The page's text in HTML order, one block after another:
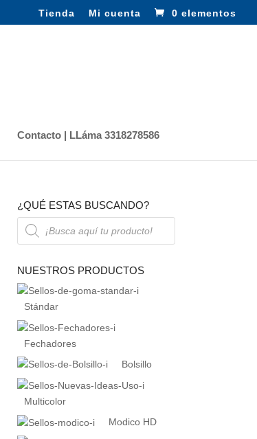
Tienda Mi cuenta 0 elementos
Contacto | LLáma 3318278586
¿QUÉ ESTAS BUSCANDO?
Búsqueda
de
productos
NUESTROS PRODUCTOS
Stándar
Fechadores
Bolsillo
Multicolor
Modico HD